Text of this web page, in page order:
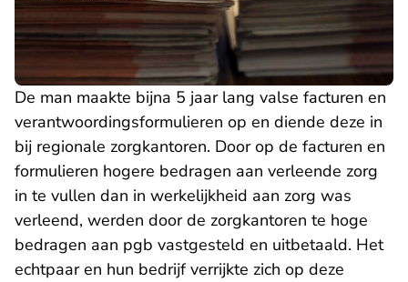
De man maakte bijna 5 jaar lang valse facturen en
verantwoordingsformulieren op en diende deze in
bij regionale zorgkantoren. Door op de facturen en
formulieren hogere bedragen aan verleende zorg
in te vullen dan in werkelijkheid aan zorg was
verleend, werden door de zorgkantoren te hoge
bedragen aan pgb vastgesteld en uitbetaald. Het
echtpaar en hun bedrijf verrijkte zich op deze